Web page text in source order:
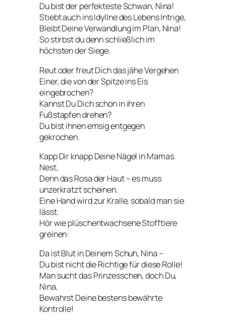
Du bist der perfekteste Schwan, Nina!
Stiebt auch ins Idyllne des Lebens Intrige,
Bleibt Deine Verwandlung im Plan, Nina!
So stirbst du denn schließlich im
höchsten der Siege.
Reut oder freut Dich das jähe Vergehen
Einer, die von der Spitze ins Eis
eingebrochen?
Kannst Du Dich schon in ihren
Fußstapfen drehen?
Du bist ihnen emsig entgegen
gekrochen.
Kapp Dir knapp Deine Nägel in Mamas
Nest,
Denn das Rosa der Haut – es muss
unzerkratzt scheinen.
Eine Hand wird zur Kralle, sobald man sie
lässt.
Hör wie plüschentwachsene Stofftiere
greinen:
Da ist Blut in Deinem Schuh, Nina –
Du bist nicht die Richtige für diese Rolle!
Man sucht das Prinzesschen, doch Du,
Nina,
Bewahrst Deine bestens bewährte
Kontrolle!